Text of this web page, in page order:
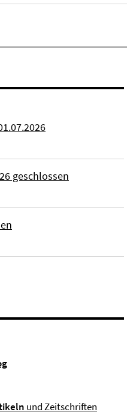
geschlossen
und Zeitschriften